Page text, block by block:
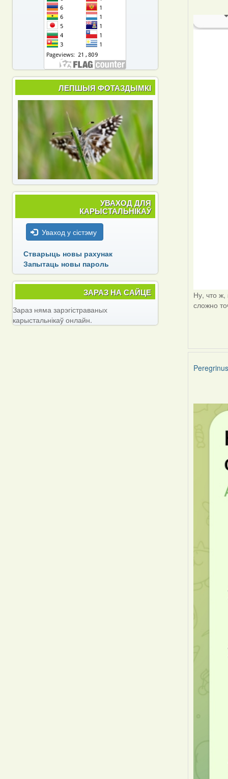
Ну, что
сложно
Peregrinus
ЛЕПШЫЯ ФОТАЗДЫМКІ
УВАХОД ДЛЯ
КАРЫСТАЛЬНІКАЎ
Уваход у сістэму
Стварыць новы рахунак
Запытаць новы пароль
ЗАРАЗ НА САЙЦЕ
Зараз няма зарэгістраваных
карыстальнікаў онлайн.